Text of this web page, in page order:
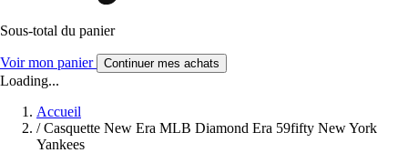
Sous-total du panier
Voir mon panier Continuer mes achats
Loading...
Accueil
/ Casquette New Era MLB Diamond Era 59fifty New York
Yankees